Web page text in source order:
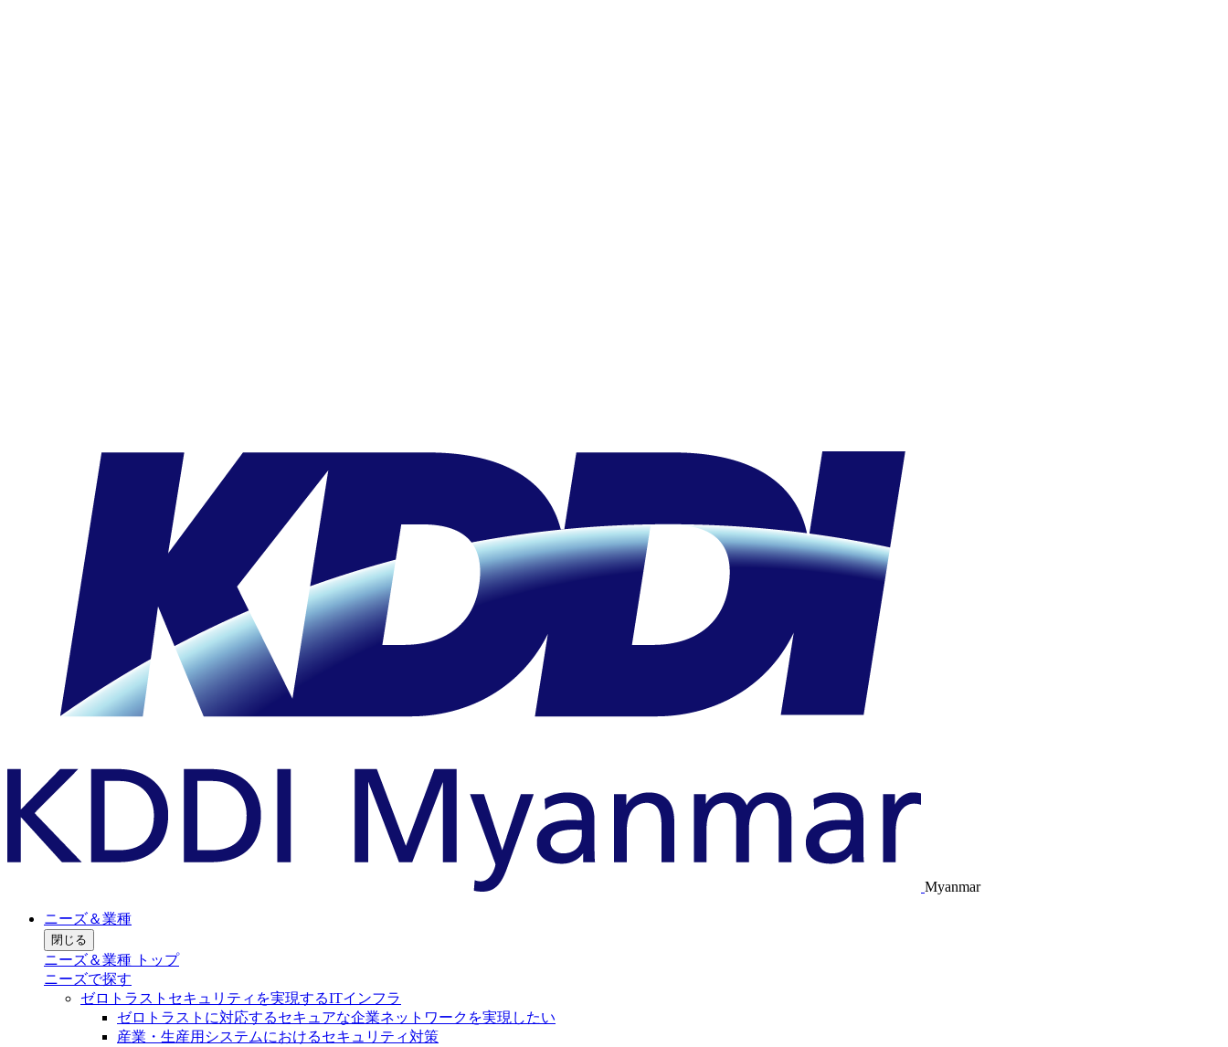
Myanmar
ニーズ＆業種
閉じる
ニーズ＆業種 トップ
ニーズで探す
ゼロトラストセキュリティを実現するITインフラ
ゼロトラストに対応するセキュアな企業ネットワークを実現したい
産業・生産用システムにおけるセキュリティ対策